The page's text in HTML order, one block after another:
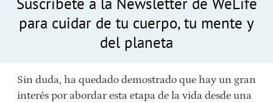
para cuidar de tu cuerpo, tu mente y
del planeta
Sin duda, ha quedado demostrado que hay un gran
interés por abordar esta etapa de la vida desde una